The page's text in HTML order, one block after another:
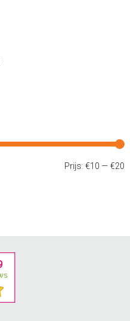
Prijs:€10 —€20